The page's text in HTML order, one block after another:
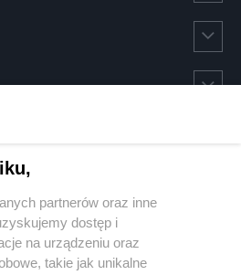
partnerów oraz inne
dostęp i
na urządzeniu oraz
takie jak unikalne